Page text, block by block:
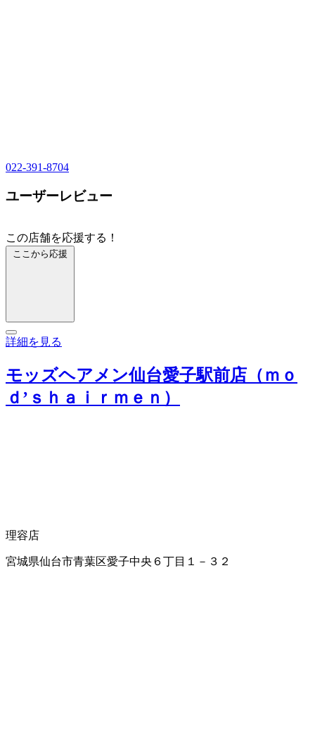
022-391-8704
ユーザーレビュー
この店舗を応援する！
ここから応援
詳細を見る
モッズヘアメン仙台愛子駅前店（ｍｏ
ｄ’ｓｈａｉｒｍｅｎ）
理容店
宮城県仙台市青葉区愛子中央６丁目１－３２